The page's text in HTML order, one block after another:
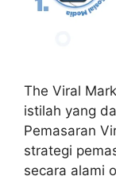
The Viral
istilah yang
Pemasaran
strategi
secara alami